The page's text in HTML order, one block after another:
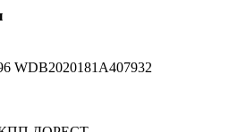
WDB2020181A407932